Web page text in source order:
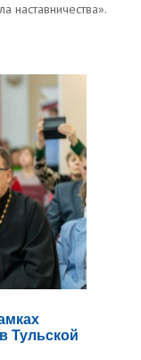
наставничества».
Тульской